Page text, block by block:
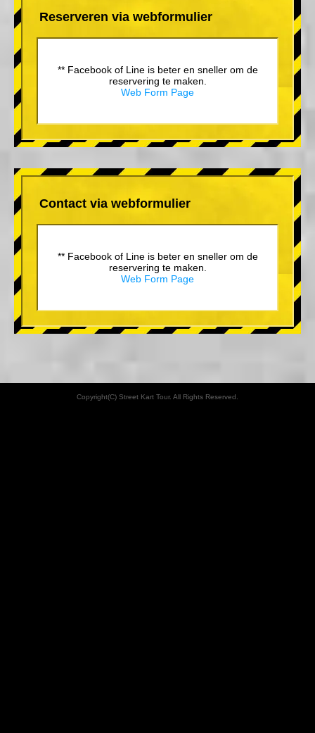
Reserveren via webformulier
** Facebook of Line is beter en sneller om de
reservering te maken.
Web Form Page
Contact via webformulier
** Facebook of Line is beter en sneller om de
reservering te maken.
Web Form Page
Copyright(C) Street Kart Tour. All Rights Reserved.